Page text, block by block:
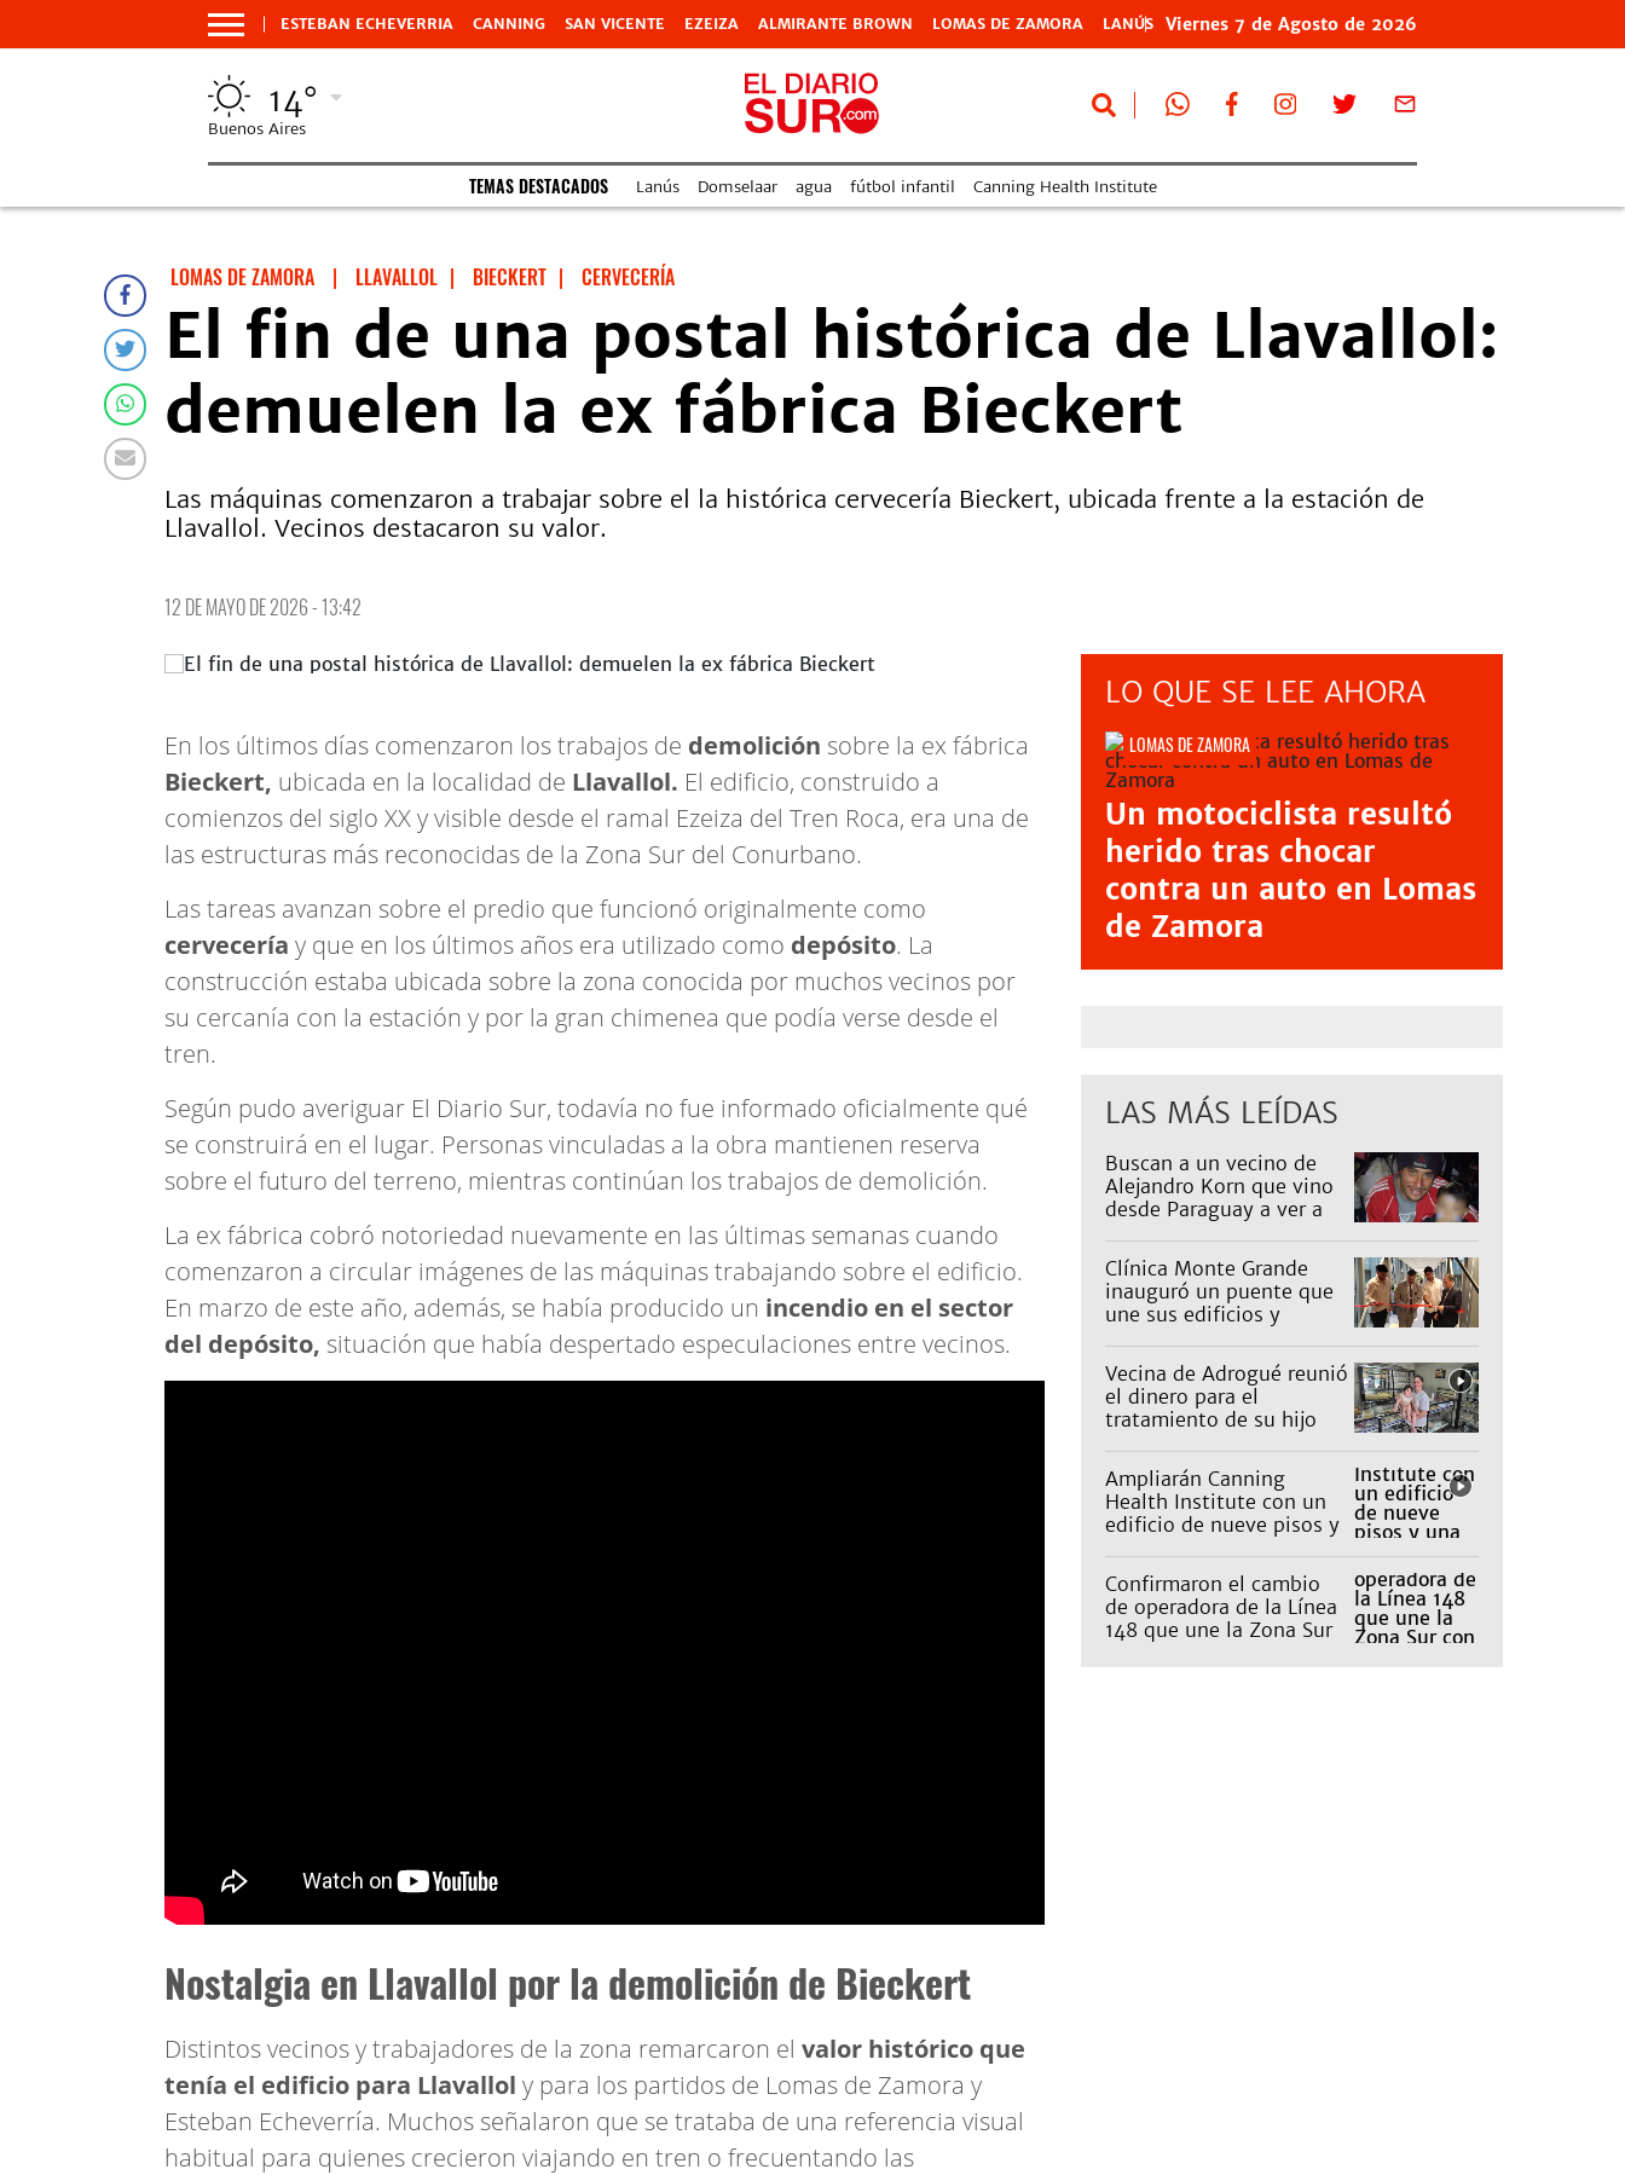
ESTEBAN ECHEVERRIA CANNING SAN VICENTE EZEIZA ALMIRANTE BROWN LOMAS DE ZAMORA LANÚS Viernes 7 de Agosto de 2026
14°
Buenos Aires
TEMAS DESTACADOS Lanús Domselaar agua fútbol infantil Canning Health Institute
LOMAS DE ZAMORA | LLAVALLOL | BIECKERT | CERVECERÍA
El fin de una postal histórica de Llavallol:
demuelen la ex fábrica Bieckert
Las máquinas comenzaron a trabajar sobre el la histórica cervecería Bieckert, ubicada frente a la estación de
Llavallol. Vecinos destacaron su valor.
12 DE MAYO DE 2026 - 13:42
En los últimos días comenzaron los trabajos de demolición sobre la ex fábrica
Bieckert, ubicada en la localidad de Llavallol. El edificio, construido a
comienzos del siglo XX y visible desde el ramal Ezeiza del Tren Roca, era una de
las estructuras más reconocidas de la Zona Sur del Conurbano.
Las tareas avanzan sobre el predio que funcionó originalmente como
cervecería y que en los últimos años era utilizado como depósito. La
construcción estaba ubicada sobre la zona conocida por muchos vecinos por
su cercanía con la estación y por la gran chimenea que podía verse desde el
tren.
Según pudo averiguar El Diario Sur, todavía no fue informado oficialmente qué
se construirá en el lugar. Personas vinculadas a la obra mantienen reserva
sobre el futuro del terreno, mientras continúan los trabajos de demolición.
La ex fábrica cobró notoriedad nuevamente en las últimas semanas cuando
comenzaron a circular imágenes de las máquinas trabajando sobre el edificio.
En marzo de este año, además, se había producido un incendio en el sector
del depósito, situación que había despertado especulaciones entre vecinos.
Nostalgia en Llavallol por la demolición de Bieckert
Distintos vecinos y trabajadores de la zona remarcaron el valor histórico que
tenía el edificio para Llavallol y para los partidos de Lomas de Zamora y
Esteban Echeverría. Muchos señalaron que se trataba de una referencia visual
habitual para quienes crecieron viajando en tren o frecuentando las
LO QUE SE LEE AHORA
LOMAS DE ZAMORA
Un motociclista resultó
herido tras chocar
contra un auto en Lomas
de Zamora
LAS MÁS LEÍDAS
Buscan a un vecino de
Alejandro Korn que vino
desde Paraguay a ver a
Clínica Monte Grande
inauguró un puente que
une sus edificios y
Vecina de Adrogué reunió
el dinero para el
tratamiento de su hijo
viajarán a la India
Ampliarán Canning
Health Institute con un
edificio de nueve pisos y
millones
Confirmaron el cambio
de operadora de la Línea
148 que une la Zona Sur